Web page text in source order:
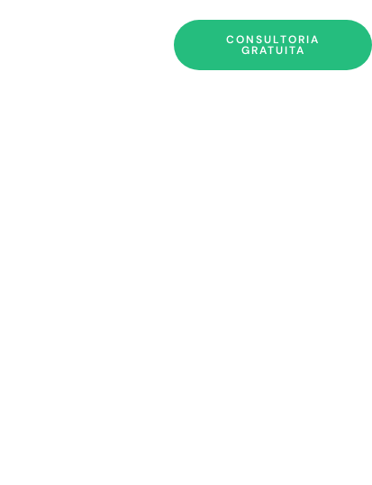
CONSULTORIA
GRATUITA